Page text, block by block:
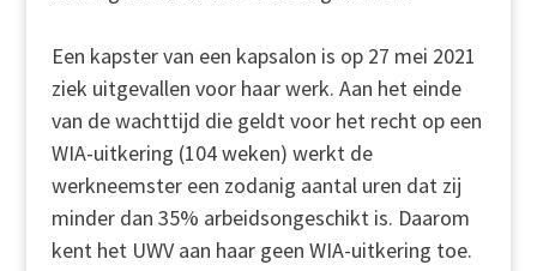
Een kapster van een kapsalon is op 27 mei 2021
ziek uitgevallen voor haar werk. Aan het einde
van de wachttijd die geldt voor het recht op een
WIA-uitkering (104 weken) werkt de
werkneemster een zodanig aantal uren dat zij
minder dan 35% arbeidsongeschikt is. Daarom
kent het UWV aan haar geen WIA-uitkering toe.